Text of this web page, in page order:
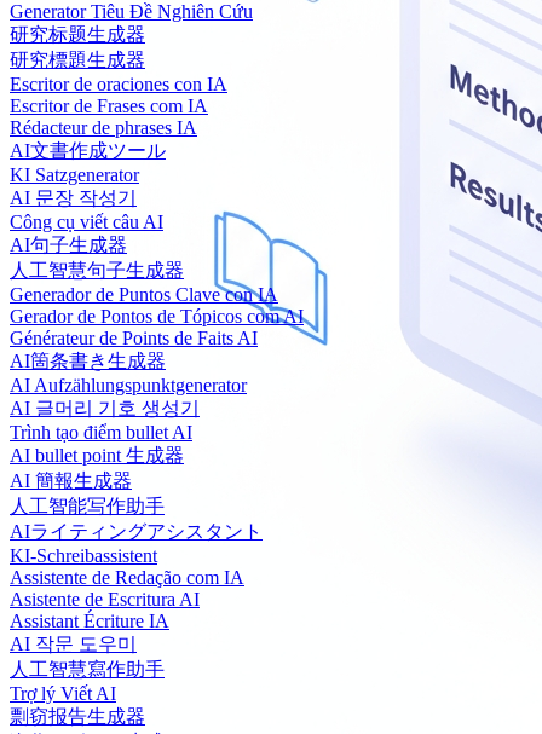
Generator Tiêu Đề Nghiên Cứu
研究标题生成器
研究標題生成器
Escritor de oraciones con IA
Escritor de Frases com IA
Rédacteur de phrases IA
AI文書作成ツール
KI Satzgenerator
AI 문장 작성기
Công cụ viết câu AI
AI句子生成器
人工智慧句子生成器
Generador de Puntos Clave con IA
Gerador de Pontos de Tópicos com AI
Générateur de Points de Faits AI
AI箇条書き生成器
AI Aufzählungspunktgenerator
AI 글머리 기호 생성기
Trình tạo điểm bullet AI
AI bullet point 生成器
AI 簡報生成器
人工智能写作助手
AIライティングアシスタント
KI-Schreibassistent
Assistente de Redação com IA
Asistente de Escritura AI
Assistant Écriture IA
AI 작문 도우미
人工智慧寫作助手
Trợ lý Viết AI
剽窃报告生成器